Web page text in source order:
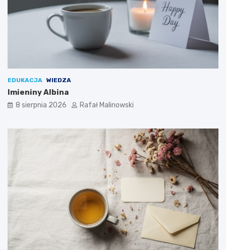
EDUKACJA WIEDZA
Imieniny Albina
8 sierpnia 2026 Rafał Malinowski